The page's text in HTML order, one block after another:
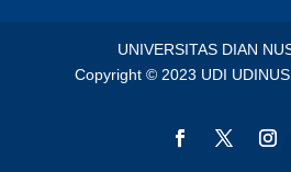
UNIVERSITAS DIAN
Copyright © 2023 UDI